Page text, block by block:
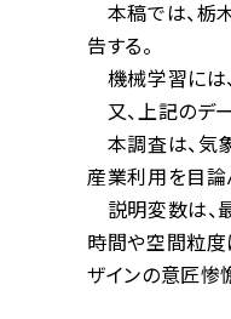
本稿では、栃
告する。
機械学習には
又、上記のデ
本調査は、気
産業利用を目論
説明変数は、
時間や空間粒度
ザインの意匠惨